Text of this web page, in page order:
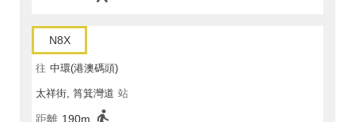
N8X
往 中環(港澳碼頭)
太祥街, 筲箕灣道 站
距離 190m